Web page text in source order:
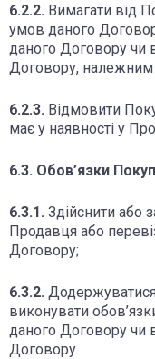
6.2.2. Вимагати від
умов даного
даного Договору чи
Договору, належним
6.2.3. Відмовити
має у наявності у
6.3. Обов’язки
6.3.1. Здійснити або
Продавця або
Договору;
6.3.2.
виконувати
даного Договору чи
Договору.